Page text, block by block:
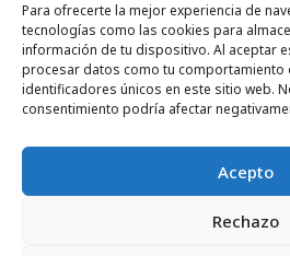
Para ofrecerte la mejor experiencia de
tecnologías como las cookies para
información de tu dispositivo. Al aceptar
procesar datos como tu comportamiento
identificadores únicos en este sitio web.
consentimiento podría afectar
Acepto
Rechazo
CONTACTO–AVISO LEGAL–
SUSCRIPCIÓN AL